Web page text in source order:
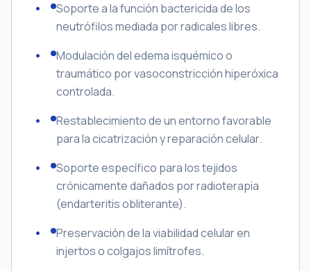
Soporte a la función bactericida de los
neutrófilos mediada por radicales libres.
Modulación del edema isquémico o
traumático por vasoconstricción hiperóxica
controlada.
Restablecimiento de un entorno favorable
para la cicatrización y reparación celular.
Soporte específico para los tejidos
crónicamente dañados por radioterapia
(endarteritis obliterante).
Preservación de la viabilidad celular en
injertos o colgajos limítrofes.